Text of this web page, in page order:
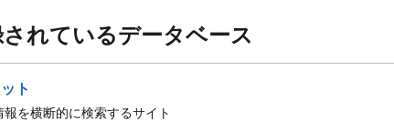
れているデータベース
ト
を横断的に検索するサイト